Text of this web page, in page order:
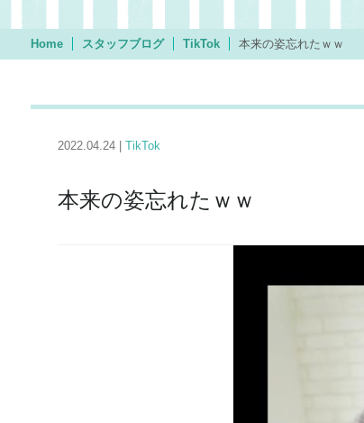
Home スタッフブログ TikTok 本来の姿忘れたｗｗ
2022.04.24 | TikTok
本来の姿忘れたｗｗ